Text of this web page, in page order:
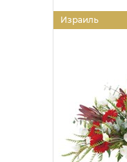
Израиль